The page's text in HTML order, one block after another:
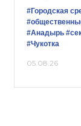
#Городская
#Анадырь
#Чукотка
05.08.26